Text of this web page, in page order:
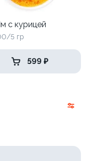
с курицей
5 гр
599 ₽